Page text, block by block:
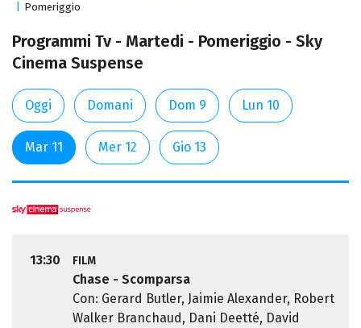
Pomeriggio
Programmi Tv - Martedi - Pomeriggio - Sky
Cinema Suspense
Oggi Domani Dom 9 Lun 10
Mar 11 Mer 12 Gio 13
13:30 FILM
Chase - Scomparsa
Con: Gerard Butler, Jaimie Alexander, Robert
Walker Branchaud, Dani Deetté, David